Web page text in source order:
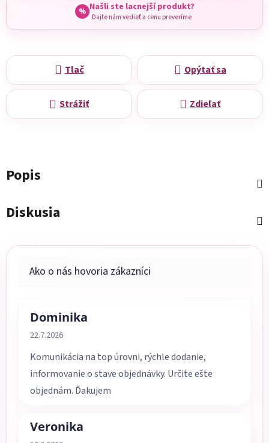
% Našli ste lacnejší produkt?
Dajte nám vedieť a cenu preveríme
Tlač Opýtať sa
Strážiť Zdieľať
Popis
Diskusia
Dominika
Hodnotenie obchodu je 5 z 5 hviezdičiek.
22.7.2026
Komunikácia na top úrovni, rýchle dodanie,
informovanie o stave objednávky. Určite ešte
objednám. Ďakujem
Veronika